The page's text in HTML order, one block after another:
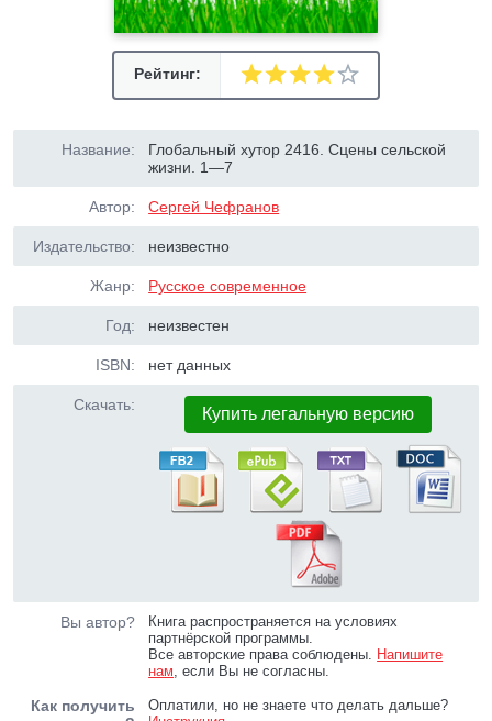
Рейтинг:
Название:
Глобальный хутор 2416. Сцены сельской
жизни. 1—7
Автор: Сергей Чефранов
Издательство: неизвестно
Жанр: Русское современное
Год: неизвестен
ISBN: нет данных
Скачать: Купить легальную версию
Вы автор?
Книга распространяется на условиях
партнёрской программы.
Все авторские права соблюдены. Напишите
нам, если Вы не согласны.
Как получить
Оплатили, но не знаете что делать дальше?